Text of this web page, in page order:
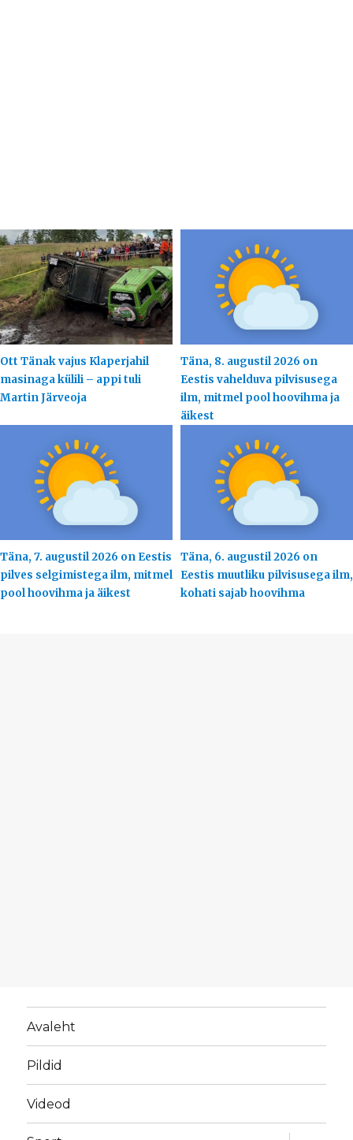
Ott Tänak vajus Klaperjahil
masinaga külili – appi tuli
Martin Järveoja
Täna, 8. augustil 2026 on
Eestis vahelduva pilvisusega
ilm, mitmel pool hoovihma ja
äikest
Täna, 7. augustil 2026 on Eestis
pilves selgimistega ilm, mitmel
pool hoovihma ja äikest
Täna, 6. augustil 2026 on
Eestis muutliku pilvisusega ilm,
kohati sajab hoovihma
Avaleht
Pildid
Videod